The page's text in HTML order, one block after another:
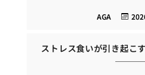
AGA
ストレス食いが引き起こ